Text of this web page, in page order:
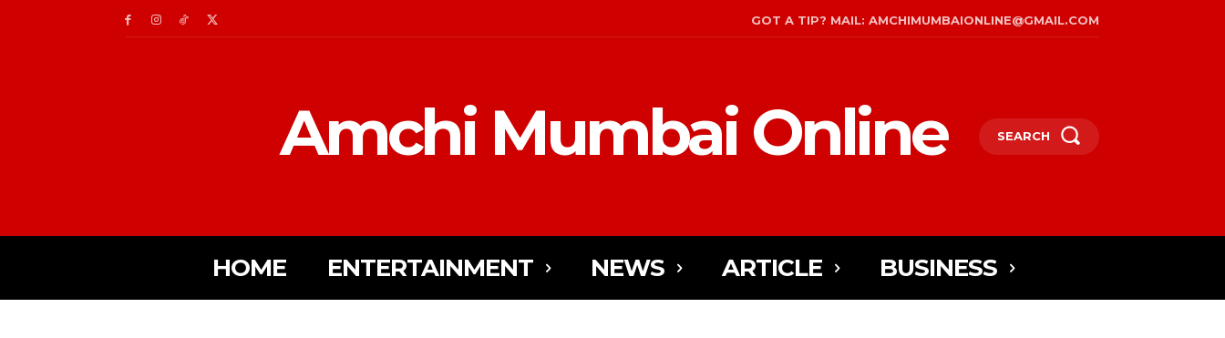
GOT A TIP? MAIL: AMCHIMUMBAIONLINE@GMAIL.COM
Amchi Mumbai Online SEARCH
HOME ENTERTAINMENT NEWS ARTICLE BUSINESS